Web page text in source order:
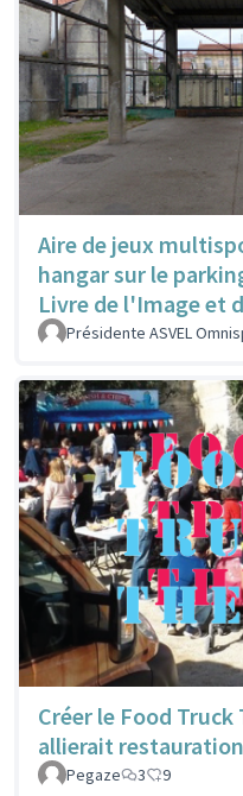
Aire de jeux
hangar sur le
Livre de l'Image et
Présidente ASVEL
Créer le Food
allierait
Pegaze 3 9